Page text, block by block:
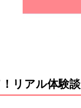
リアル体験談